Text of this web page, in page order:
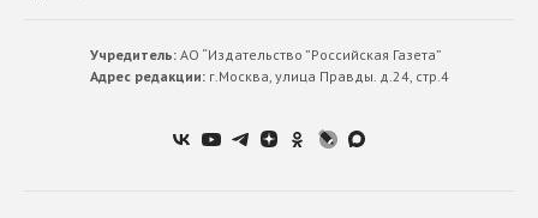
Учредитель:АО “Издательство ”Российская Газета”
Адрес редакции:г.Москва, улица Правды. д.24, стр.4